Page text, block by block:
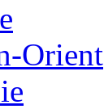
Orient